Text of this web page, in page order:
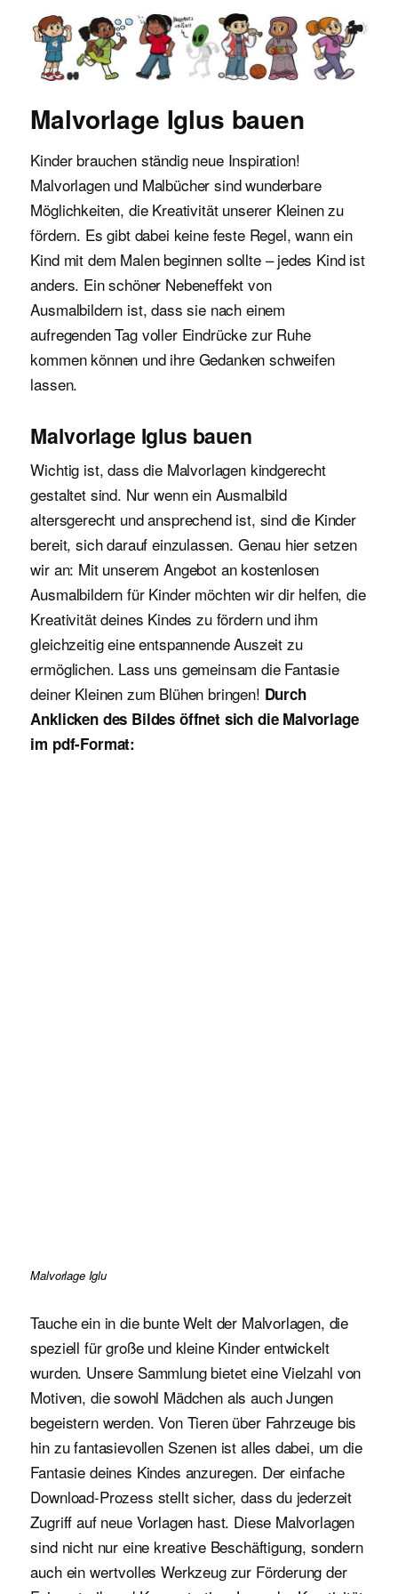
Malvorlagen für Kinder
Malvorlage Iglus bauen
Kinder brauchen ständig neue Inspiration!
Malvorlagen und Malbücher sind wunderbare
Möglichkeiten, die Kreativität unserer Kleinen zu
fördern. Es gibt dabei keine feste Regel, wann ein
Kind mit dem Malen beginnen sollte – jedes Kind ist
anders. Ein schöner Nebeneffekt von
Ausmalbildern ist, dass sie nach einem
aufregenden Tag voller Eindrücke zur Ruhe
kommen können und ihre Gedanken schweifen
lassen.
Malvorlage Iglus bauen
Wichtig ist, dass die Malvorlagen kindgerecht
gestaltet sind. Nur wenn ein Ausmalbild
altersgerecht und ansprechend ist, sind die Kinder
bereit, sich darauf einzulassen. Genau hier setzen
wir an: Mit unserem Angebot an kostenlosen
Ausmalbildern für Kinder möchten wir dir helfen, die
Kreativität deines Kindes zu fördern und ihm
gleichzeitig eine entspannende Auszeit zu
ermöglichen. Lass uns gemeinsam die Fantasie
deiner Kleinen zum Blühen bringen! Durch
Anklicken des Bildes öffnet sich die Malvorlage
im pdf-Format:
Malvorlage Iglu
Tauche ein in die bunte Welt der Malvorlagen, die
speziell für große und kleine Kinder entwickelt
wurden. Unsere Sammlung bietet eine Vielzahl von
Motiven, die sowohl Mädchen als auch Jungen
begeistern werden. Von Tieren über Fahrzeuge bis
hin zu fantasievollen Szenen ist alles dabei, um die
Fantasie deines Kindes anzuregen. Der einfache
Download-Prozess stellt sicher, dass du jederzeit
Zugriff auf neue Vorlagen hast. Diese Malvorlagen
sind nicht nur eine kreative Beschäftigung, sondern
auch ein wertvolles Werkzeug zur Förderung der